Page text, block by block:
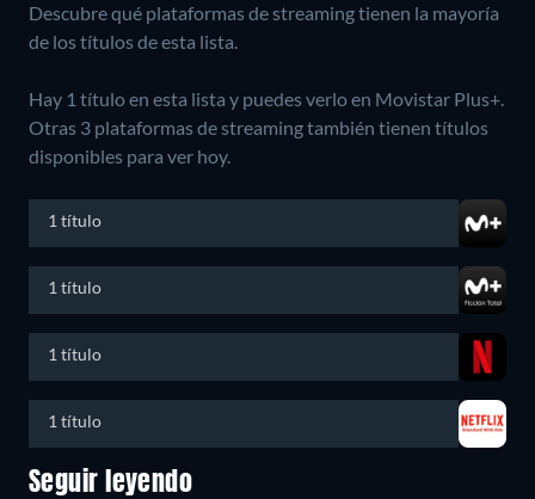
Descubre qué plataformas de streaming tienen la mayoría
de los títulos de esta lista.
Hay 1 título en esta lista y puedes verlo en Movistar Plus+.
Otras 3 plataformas de streaming también tienen títulos
disponibles para ver hoy.
1 título
1 título
1 título
1 título
Seguir leyendo